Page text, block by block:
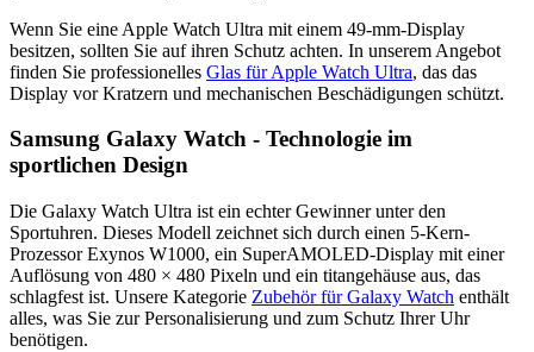
Wenn Sie eine Apple Watch Ultra mit einem 49-mm-Display
besitzen, sollten Sie auf ihren Schutz achten. In unserem Angebot
finden Sie professionelles Glas für Apple Watch Ultra, das das
Display vor Kratzern und mechanischen Beschädigungen schützt.
Samsung Galaxy Watch - Technologie im
sportlichen Design
Die Galaxy Watch Ultra ist ein echter Gewinner unter den
Sportuhren. Dieses Modell zeichnet sich durch einen 5-Kern-
Prozessor Exynos W1000, ein SuperAMOLED-Display mit einer
Auflösung von 480 × 480 Pixeln und ein titangehäuse aus, das
schlagfest ist. Unsere Kategorie Zubehör für Galaxy Watch enthält
alles, was Sie zur Personalisierung und zum Schutz Ihrer Uhr
benötigen.